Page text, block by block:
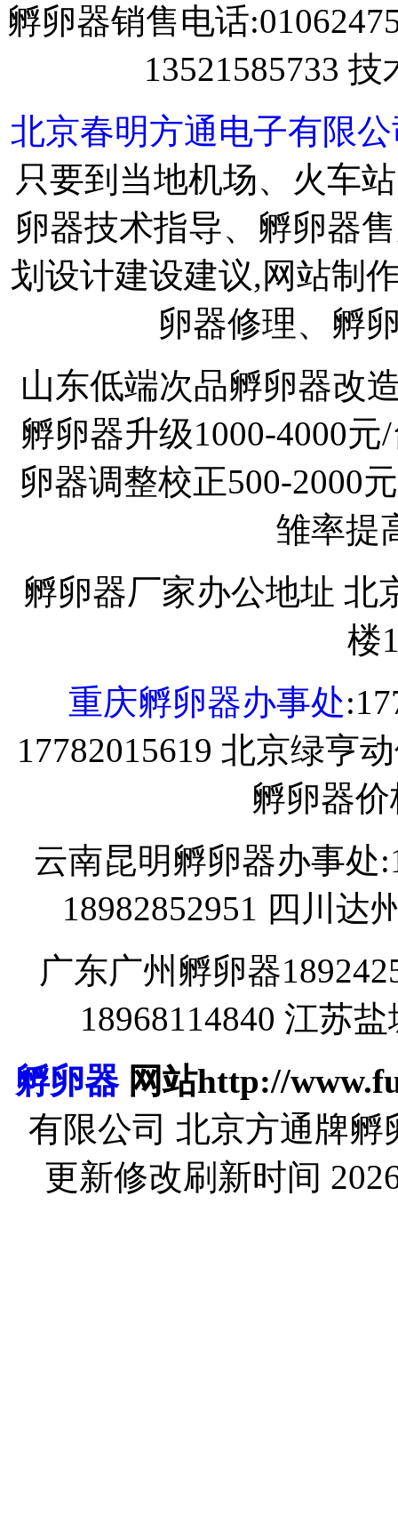
孵卵器销售电话
13521585733
北京春明方通电子有限
只要到当地机场、火车
卵器技术指导、孵卵器
划设计建设建议,网站制
卵器修理、孵
山东低端次品孵卵器改
孵卵器升级1000-4000
卵器调整校正500-2000
雏率提
孵卵器厂家办公地址 北
楼
重庆孵卵器办事处
17782015619 北京绿亨
孵卵器价
云南昆明孵卵器办事处
18982852951 四川达
广东广州孵卵器
18968114840 江苏
孵卵器网站http://
有限公司 北京方通牌
更新修改刷新时间